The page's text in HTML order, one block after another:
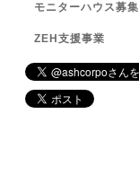
モニターハウス募集
ZEH支援事業